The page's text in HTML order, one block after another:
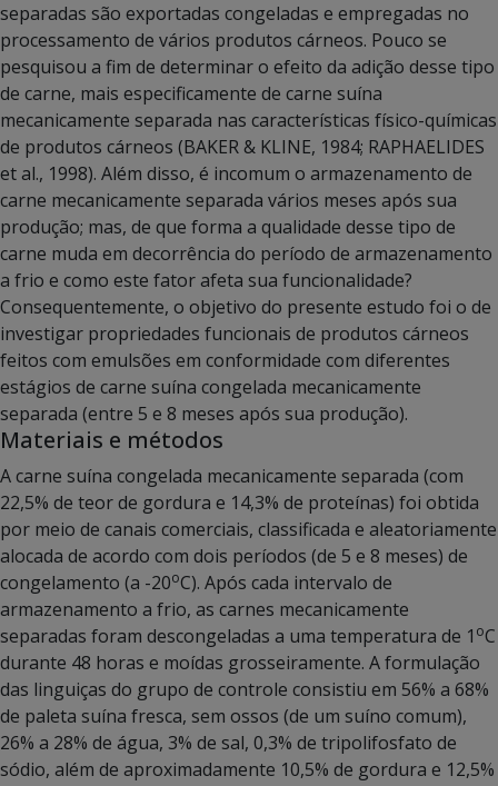
separadas são exportadas congeladas e empregadas no
processamento de vários produtos cárneos. Pouco se
pesquisou a fim de determinar o efeito da adição desse tipo
de carne, mais especificamente de carne suína
mecanicamente separada nas características físico-químicas
de produtos cárneos (BAKER & KLINE, 1984; RAPHAELIDES
et al., 1998). Além disso, é incomum o armazenamento de
carne mecanicamente separada vários meses após sua
produção; mas, de que forma a qualidade desse tipo de
carne muda em decorrência do período de armazenamento
a frio e como este fator afeta sua funcionalidade?
Consequentemente, o objetivo do presente estudo foi o de
investigar propriedades funcionais de produtos cárneos
feitos com emulsões em conformidade com diferentes
estágios de carne suína congelada mecanicamente
separada (entre 5 e 8 meses após sua produção).
Materiais e métodos
A carne suína congelada mecanicamente separada (com
22,5% de teor de gordura e 14,3% de proteínas) foi obtida
por meio de canais comerciais, classificada e aleatoriamente
alocada de acordo com dois períodos (de 5 e 8 meses) de
congelamento (a -20oC). Após cada intervalo de
armazenamento a frio, as carnes mecanicamente
separadas foram descongeladas a uma temperatura de 1 oC
durante 48 horas e moídas grosseiramente. A formulação
das linguiças do grupo de controle consistiu em 56% a 68%
de paleta suína fresca, sem ossos (de um suíno comum),
26% a 28% de água, 3% de sal, 0,3% de tripolifosfato de
sódio, além de aproximadamente 10,5% de gordura e 12,5%